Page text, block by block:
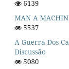
6139
MAN A
5537
A Guerra Dos
Discussão
5080